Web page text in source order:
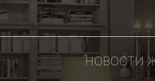
НОВОСТИ